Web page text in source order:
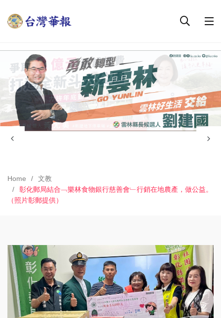
Home
文教
彰化郵局結合﹁樂林食物銀行慈善會﹂行銷在地農產，做公益。
（照片彰郵提供）